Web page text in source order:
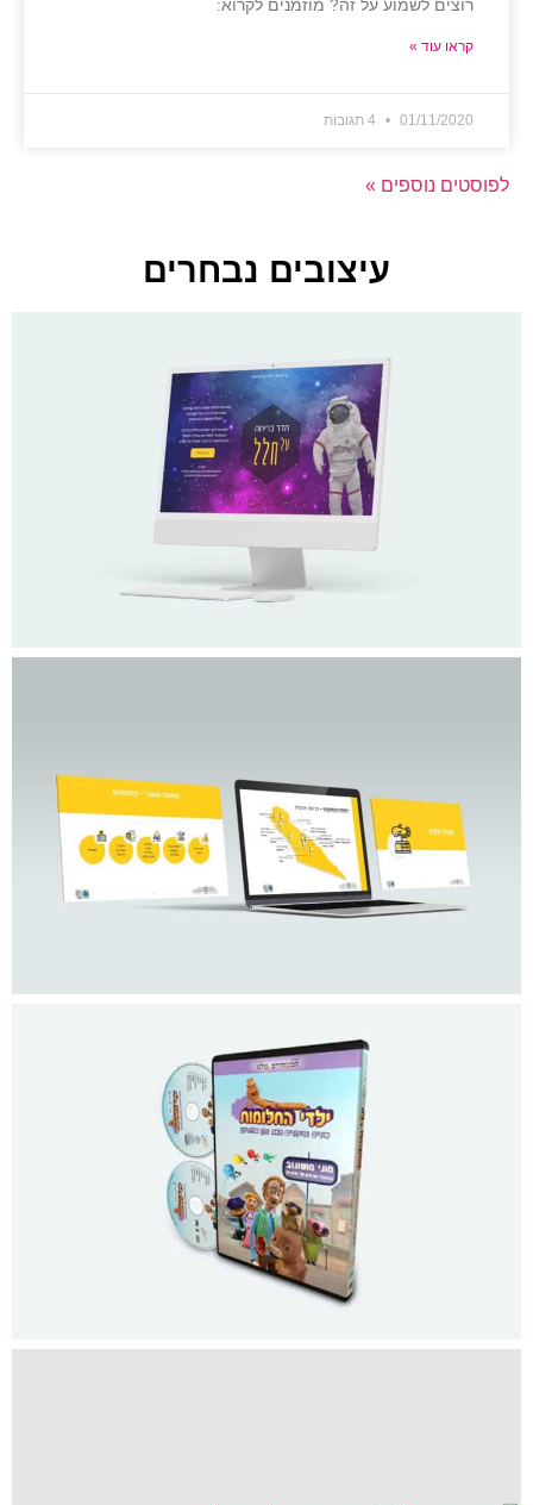
רוצים לשמוע על זה? מוזמנים לקרוא:
קראו עוד »
01/11/2020 4 תגובות
לפוסטים נוספים »
עיצובים נבחרים